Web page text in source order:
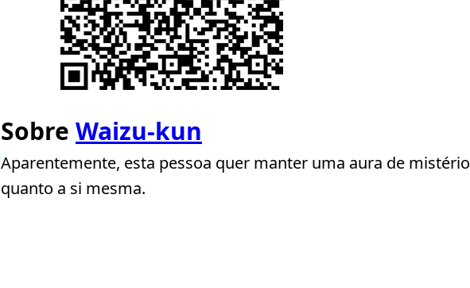
Sobre Waizu-kun
Aparentemente, esta pessoa quer manter uma aura de mistério
quanto a si mesma.